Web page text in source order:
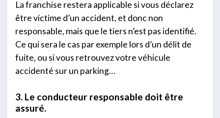
La franchise restera applicable si vous déclarez
être victime d’un accident, et donc non
responsable, mais que le tiers n’est pas identifié.
Ce qui sera le cas par exemple lors d’un délit de
fuite, ou si vous retrouvez votre véhicule
accidenté sur un parking…
3. Le conducteur responsable doit être
assuré.